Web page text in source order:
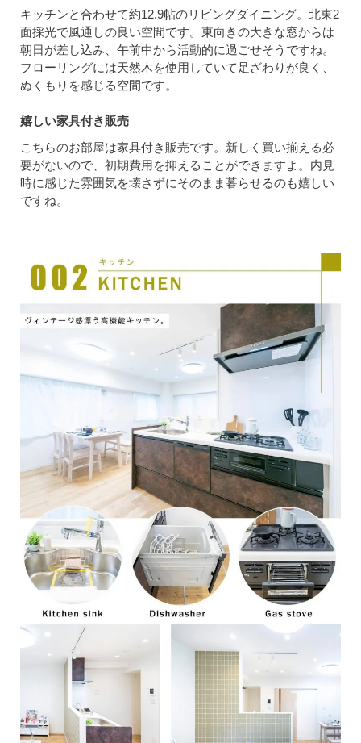
キッチンと合わせて約12.9帖のリビングダイニング。北東2
面採光で風通しの良い空間です。東向きの大きな窓からは
朝日が差し込み、午前中から活動的に過ごせそうですね。
フローリングには天然木を使用していて足ざわりが良く、
ぬくもりを感じる空間です。
嬉しい家具付き販売
こちらのお部屋は家具付き販売です。新しく買い揃える必
要がないので、初期費用を抑えることができますよ。内見
時に感じた雰囲気を壊さずにそのまま暮らせるのも嬉しい
ですね。